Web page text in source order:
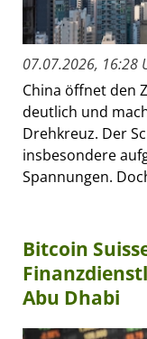
07.07.2026, 16:28
China öffnet den
deutlich und
Drehkreuz. Der
insbesondere
Spannungen.
Bitcoin
Abu Dhabi